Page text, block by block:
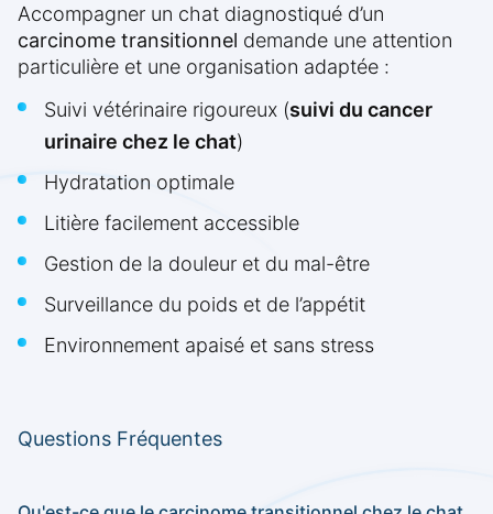
Accompagner un chat diagnostiqué d’un
carcinome transitionnel demande une attention
particulière et une organisation adaptée :
Suivi vétérinaire rigoureux (suivi du cancer
urinaire chez le chat)
Hydratation optimale
Litière facilement accessible
Gestion de la douleur et du mal-être
Surveillance du poids et de l’appétit
Environnement apaisé et sans stress
Questions Fréquentes